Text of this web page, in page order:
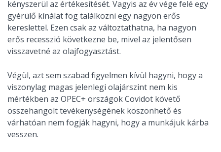
kényszerül az értékesítését. Vagyis az év vége felé egy
gyérülő kínálat fog találkozni egy nagyon erős
kereslettel. Ezen csak az változtathatna, ha nagyon
erős recesszió következne be, mivel az jelentősen
visszavetné az olajfogyasztást.
Végül, azt sem szabad figyelmen kívül hagyni, hogy a
viszonylag magas jelenlegi olajárszint nem kis
mértékben az OPEC+ országok Covidot követő
összehangolt tevékenységének köszönhető és
várhatóan nem fogják hagyni, hogy a munkájuk kárba
vesszen.